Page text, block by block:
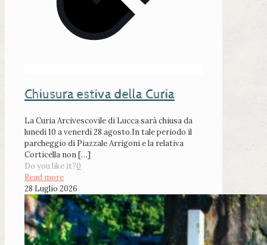
Chiusura estiva della Curia
La Curia Arcivescovile di Lucca sarà chiusa da
lunedì 10 a venerdì 28 agosto.In tale periodo il
parcheggio di Piazzale Arrigoni e la relativa
Corticella non[…]
Do you like it?0
Read more
28 Luglio 2026